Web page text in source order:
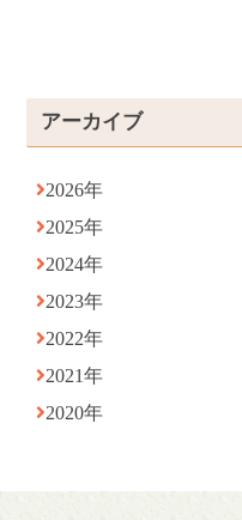
アーカイブ
2026年
2025年
2024年
2023年
2022年
2021年
2020年